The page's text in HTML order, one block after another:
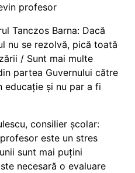
profesor
Tanczos Barna: Dacă
nu se rezolvă, pică toată
/ Sunt mai multe
partea Guvernului către
educație și nu par a fi
consilier școlar:
este un stres
sunt mai puțini
necesară o evaluare